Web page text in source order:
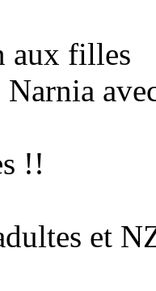
aux filles
Narnia
!!
et